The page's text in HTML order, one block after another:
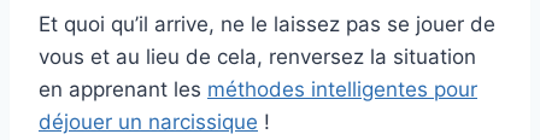
Et quoi qu’il arrive, ne le laissez pas se jouer de
vous et au lieu de cela, renversez la situation
en apprenant les méthodes intelligentes pour
déjouer un narcissique !